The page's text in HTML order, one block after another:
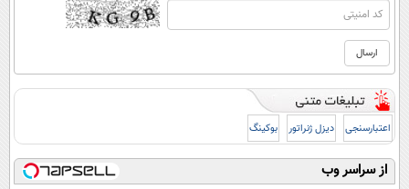
اعتبارسنجی دیزل ژنراتور بوکینگ
از سراسر وب